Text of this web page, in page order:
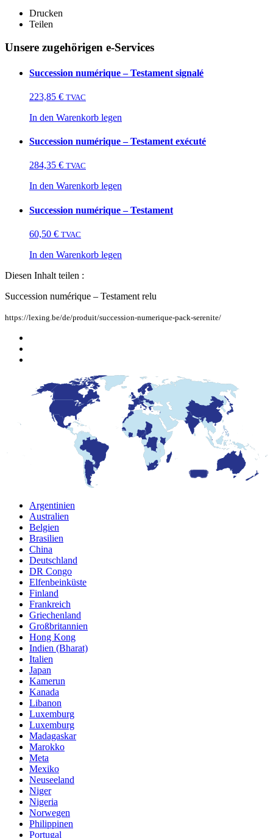
Drucken
Teilen
Unsere zugehörigen e-Services
Succession numérique – Testament signalé
223,85 € TVAC
In den Warenkorb legen
Succession numérique – Testament exécuté
284,35 € TVAC
In den Warenkorb legen
Succession numérique – Testament
60,50 € TVAC
In den Warenkorb legen
Diesen Inhalt teilen :
Succession numérique – Testament relu
https://lexing.be/de/produit/succession-numerique-pack-serenite/
Argentinien
Australien
Belgien
Brasilien
China
Deutschland
DR Congo
Elfenbeinküste
Finland
Frankreich
Griechenland
Großbritannien
Hong Kong
Indien (Bharat)
Italien
Japan
Kamerun
Kanada
Libanon
Luxemburg
Luxemburg
Madagaskar
Marokko
Meta
Mexiko
Neuseeland
Niger
Nigeria
Norwegen
Philippinen
Portugal